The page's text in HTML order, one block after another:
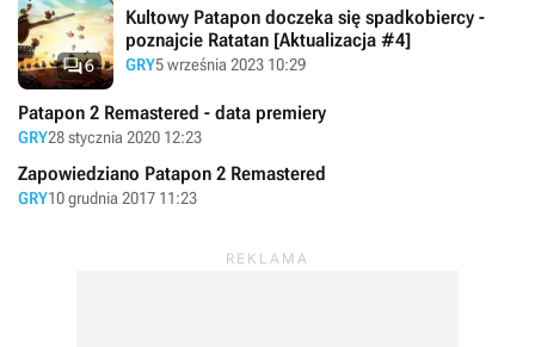
6
Kultowy Patapon doczeka się spadkobiercy -
poznajcie Ratatan [Aktualizacja #4]
GRY5 września 2023 10:29
Patapon 2 Remastered - data premiery
GRY28 stycznia 2020 12:23
Zapowiedziano Patapon 2 Remastered
GRY10 grudnia 2017 11:23